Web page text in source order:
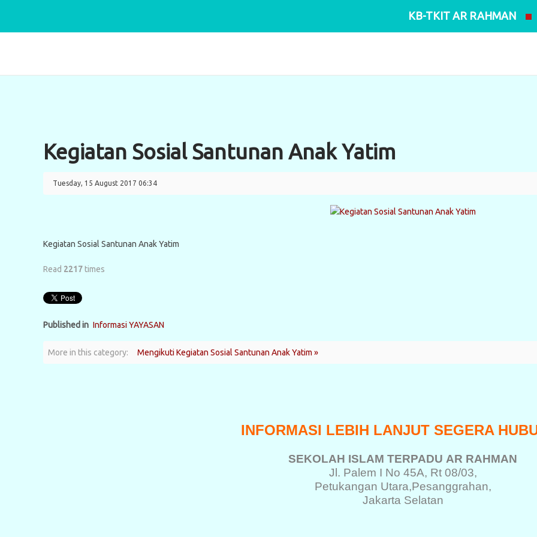
KB-TKIT AR RAHMAN
Kegiatan Sosial Santunan Anak Yatim
Tuesday, 15 August 2017 06:34
Kegiatan Sosial Santunan Anak Yatim
Read 2217times
Published in Informasi YAYASAN
More in this category: Mengikuti Kegiatan Sosial Santunan Anak Yatim »
INFORMASI LEBIH LANJUT SEGERA
SEKOLAH ISLAM TERPADU AR RAHMAN
Jl. Palem I No 45A, Rt 08/03,
Petukangan Utara,Pesanggrahan,
Jakarta Selatan